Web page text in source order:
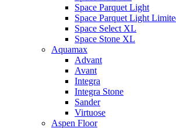
Space Parquet Light
Space Parquet Light
Space Select XL
Space Stone XL
Aquamax
Advant
Avant
Integra
Integra Stone
Sander
Virtuose
Aspen Floor